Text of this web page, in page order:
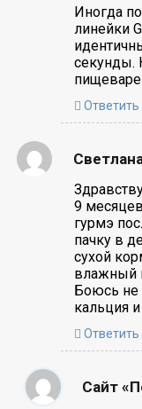
Иногда
линейки
секунды.
Ответить
9
гурмэ
пачку в
сухой
влажный
Боюсь не
кальция
Ответить
Сайт